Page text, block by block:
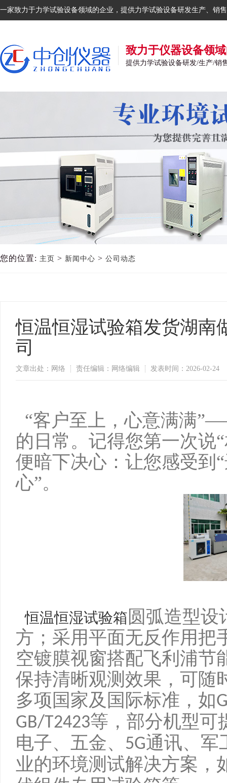
一家致力于力学试验设备领域的企业，提供力学试验设备研发生产、销
致力于仪器设备领
提供力学试验设备研发/生产/销
您的位置: 主页 > 新闻中心 > 公司动态
恒温恒湿试验箱发货湖南
司
文章出处：网络 责任编辑：网络编辑 发表时间：2026-02-24
“客户至上，心意满满
的日常。记得您第一次说
便暗下决心：让您感受到
心”。
恒温恒湿试验箱 圆弧造型
方；采用平面无反作用把
空镀膜视窗搭配飞利浦节
保持清晰观测效果，可随
多项国家及国际标准，如
GB/T2423等，部分机型可
电子、五金、
5G通讯、军
业的环境测试解决方案，